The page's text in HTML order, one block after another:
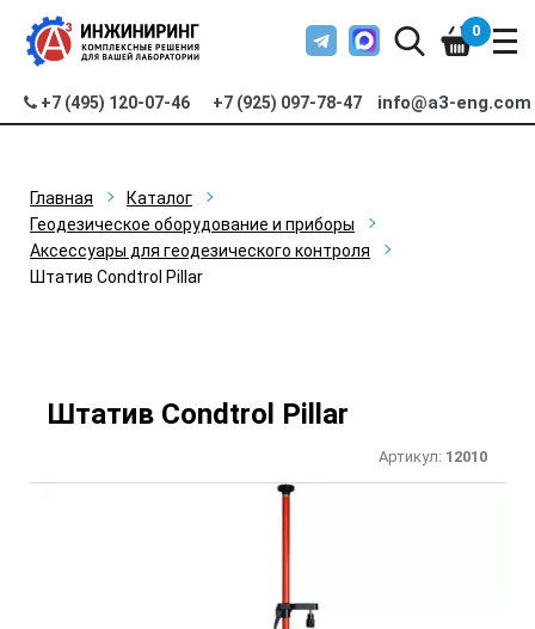
+7 (495) 120-07-46 +7 (925) 097-78-47 info@a3-eng.com
0
Главная
Каталог
Геодезическое оборудование и приборы
Аксессуары для геодезического контроля
Штатив Condtrol Pillar
Штатив Condtrol Pillar
Артикул: 12010